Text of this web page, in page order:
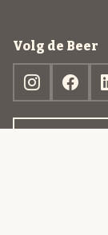
Volg de Beer